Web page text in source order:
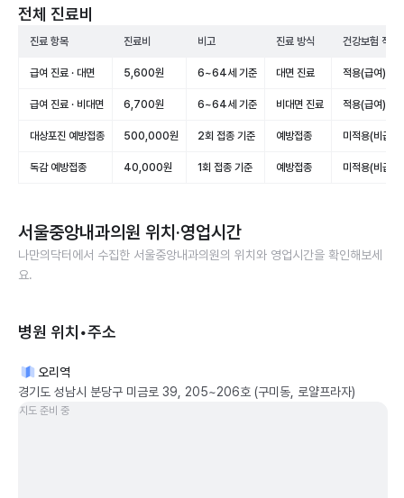
전체 진료비
진료 항목 진료비 비고 진료 방식 건강보험 적용
급여 진료 · 대면 5,600원 6~64세 기준 대면 진료 적용(급여)
급여 진료 · 비대면 6,700원 6~64세 기준 비대면 진료 적용(급여)
대상포진 예방접종 500,000원 2회 접종 기준 예방접종 미적용(비급여)
독감 예방접종 40,000원 1회 접종 기준 예방접종 미적용(비급여)
서울중앙내과의원 위치·영업시간
나만의닥터에서 수집한 서울중앙내과의원의 위치와 영업시간을 확인해보세
요.
병원 위치•주소
오리역
경기도 성남시 분당구 미금로 39, 205~206호 (구미동, 로얄프라자)
지도 준비 중